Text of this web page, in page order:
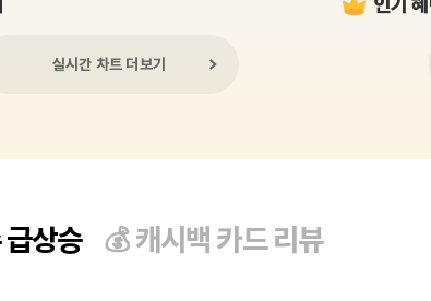
실시간 차트 더보기
상승 💰캐시백 카드 리뷰